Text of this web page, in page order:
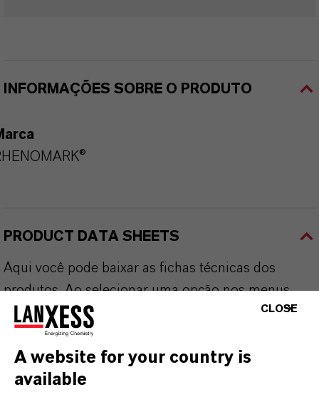
INFORMAÇÕES SOBRE O PRODUTO
PRODUCT DATA SHEETS
Aqui você pode baixar as fichas técnicas dos
produtos. Ao selecionar uma opção nos menus
suspensos, os links para download serão exibidos.
Folha de dados técnicos
CLOSE
A website for your country is
available